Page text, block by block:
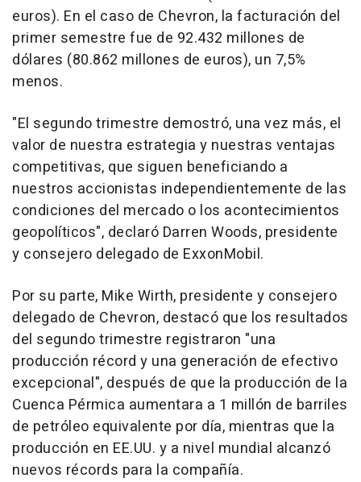
euros). En el caso de Chevron, la facturación del
primer semestre fue de 92.432 millones de
dólares (80.862 millones de euros), un 7,5%
menos.
"El segundo trimestre demostró, una vez más, el
valor de nuestra estrategia y nuestras ventajas
competitivas, que siguen beneficiando a
nuestros accionistas independientemente de las
condiciones del mercado o los acontecimientos
geopolíticos", declaró Darren Woods, presidente
y consejero delegado de ExxonMobil.
Por su parte, Mike Wirth, presidente y consejero
delegado de Chevron, destacó que los resultados
del segundo trimestre registraron "una
producción récord y una generación de efectivo
excepcional", después de que la producción de la
Cuenca Pérmica aumentara a 1 millón de barriles
de petróleo equivalente por día, mientras que la
producción en EE.UU. y a nivel mundial alcanzó
nuevos récords para la compañía.